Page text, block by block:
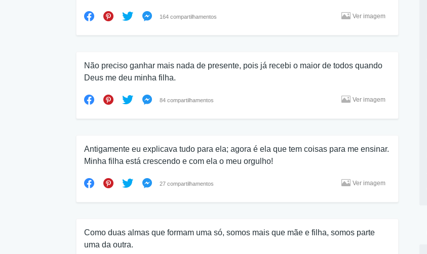
164 compartilhamentos Ver imagem
Não preciso ganhar mais nada de presente, pois já recebi o maior de todos quando
Deus me deu minha filha.
84 compartilhamentos Ver imagem
Antigamente eu explicava tudo para ela; agora é ela que tem coisas para me ensinar.
Minha filha está crescendo e com ela o meu orgulho!
27 compartilhamentos Ver imagem
Como duas almas que formam uma só, somos mais que mãe e filha, somos parte
uma da outra.